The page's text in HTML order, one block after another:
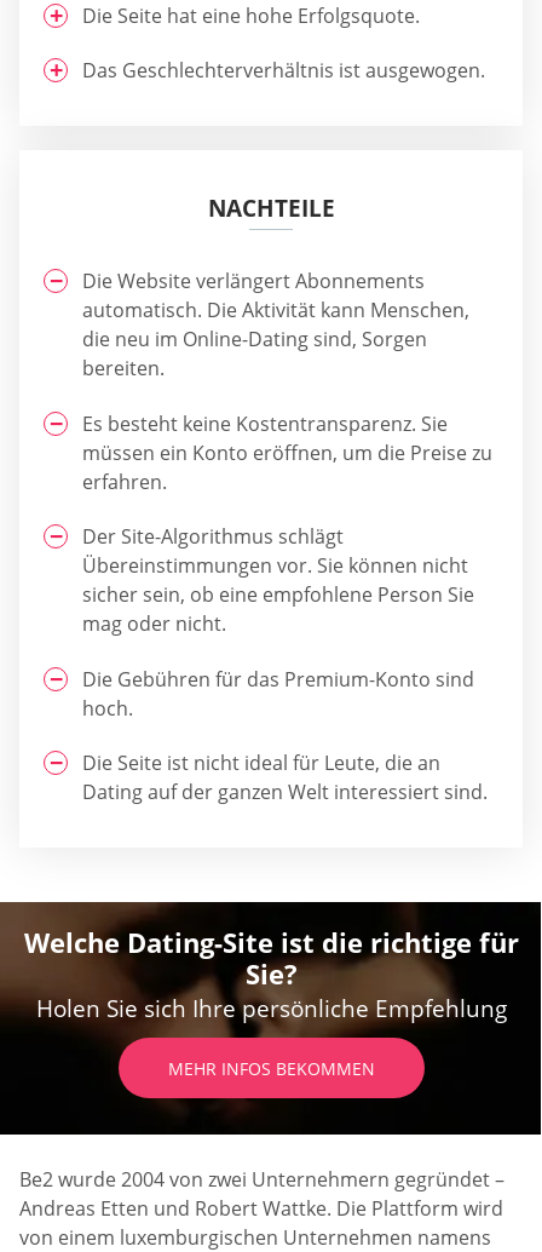
Die Seite hat eine hohe Erfolgsquote.
Das Geschlechterverhältnis ist ausgewogen.
NACHTEILE
Die Website verlängert Abonnements
automatisch. Die Aktivität kann Menschen,
die neu im Online-Dating sind, Sorgen
bereiten.
Es besteht keine Kostentransparenz. Sie
müssen ein Konto eröffnen, um die Preise zu
erfahren.
Der Site-Algorithmus schlägt
Übereinstimmungen vor. Sie können nicht
sicher sein, ob eine empfohlene Person Sie
mag oder nicht.
Die Gebühren für das Premium-Konto sind
hoch.
Die Seite ist nicht ideal für Leute, die an
Dating auf der ganzen Welt interessiert sind.
Welche Dating-Site ist die richtige für
Sie?
Holen Sie sich Ihre persönliche Empfehlung
MEHR INFOS BEKOMMEN
Be2 wurde 2004 von zwei Unternehmern gegründet –
Andreas Etten und Robert Wattke. Die Plattform wird
von einem luxemburgischen Unternehmen namens